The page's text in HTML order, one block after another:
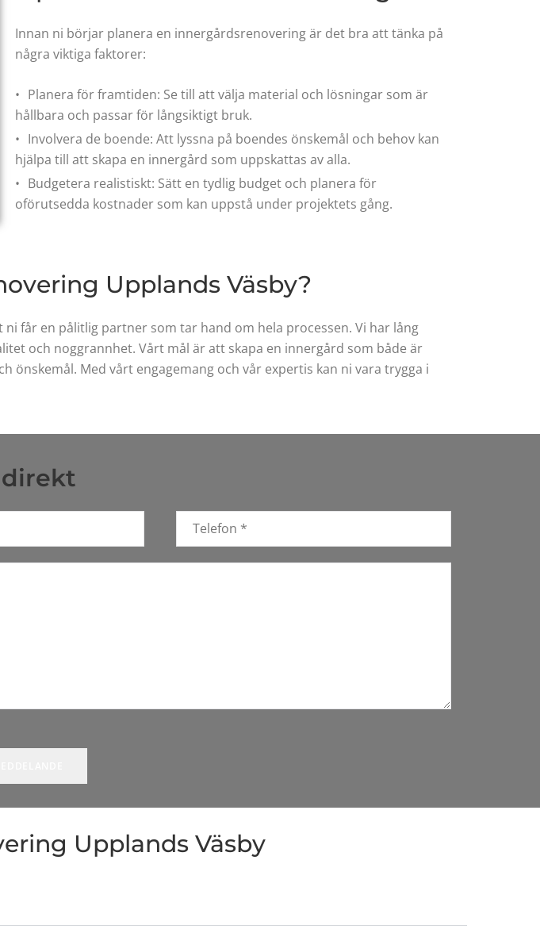
Innan ni börjar planera en innergårdsrenovering är det bra att tänka på
några viktiga faktorer:
Planera för framtiden: Se till att välja material och lösningar som är
hållbara och passar för långsiktigt bruk.
Involvera de boende: Att lyssna på boendes önskemål och behov kan
hjälpa till att skapa en innergård som uppskattas av alla.
Budgetera realistiskt: Sätt en tydlig budget och planera för
oförutsedda kostnader som kan uppstå under projektets gång.
Upplands Väsby?
får en pålitlig partner som tar hand om hela processen. Vi har lång
och noggrannhet. Vårt mål är att skapa en innergård som både är
önskemål. Med vårt engagemang och vår expertis kan ni vara trygga i
Upplands Väsby